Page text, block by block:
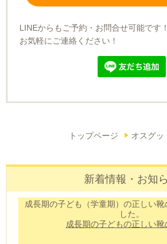
LINEからもご予約・お問合せ可能です！
お気軽にご連絡ください！
トップページ オスグッ
新着情報・お知
成長期の子ども（学童期）の正しい靴
した。
成長期の子どもの正しい